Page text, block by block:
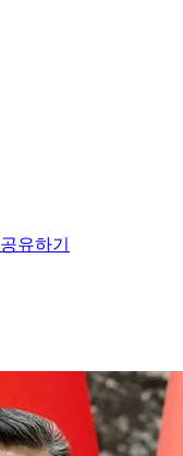
공유하기